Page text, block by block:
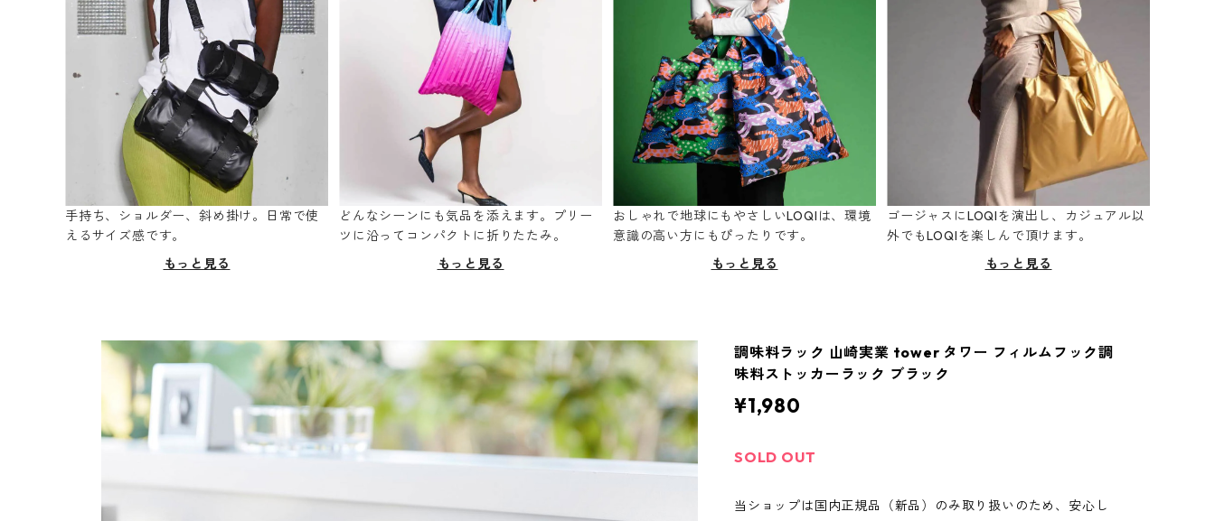
手持ち、ショルダー、斜め掛け。日常で使
えるサイズ感です。
もっと見る
どんなシーンにも気品を添えます。プリー
ツに沿ってコンパクトに折りたたみ。
もっと見る
おしゃれで地球にもやさしいLOQIは、環境
意識の高い方にもぴったりです。
もっと見る
ゴージャスにLOQIを演出し、カジュアル以
外でもLOQIを楽しんで頂けます。
もっと見る
調味料ラック 山崎実業 tower タワー フィルムフック調
味料ストッカーラック ブラック
¥1,980
SOLD OUT
当ショップは国内正規品（新品）のみ取り扱いのため、安心し